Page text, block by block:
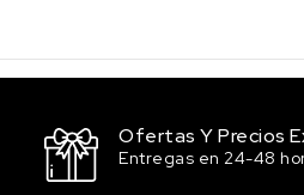
Ofertas Y Precios
Entregas en 24-48